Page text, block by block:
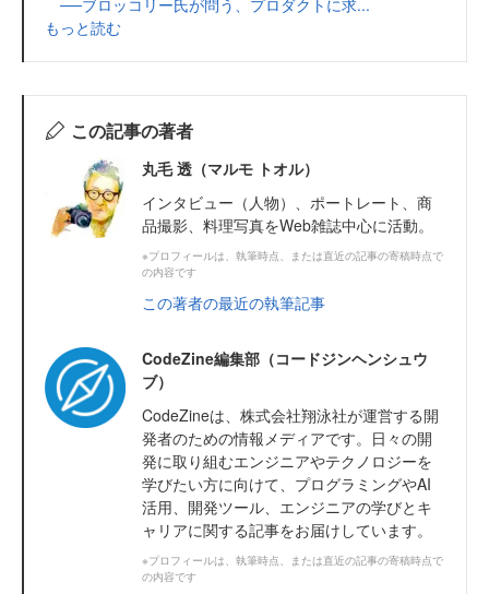
もっと読む
この記事の著者
丸毛 透（マルモ トオル）
インタビュー（人物）、ポートレート、商
品撮影、料理写真をWeb雑誌中心に活動。
※プロフィールは、執筆時点、または直近の記事の寄稿時点で
の内容です
この著者の最近の執筆記事
CodeZine編集部（コードジンヘンシュウ
ブ）
CodeZineは、株式会社翔泳社が運営する開
発者のための情報メディアです。日々の開
発に取り組むエンジニアやテクノロジーを
学びたい方に向けて、プログラミングやAI
活用、開発ツール、エンジニアの学びとキ
ャリアに関する記事をお届けしています。
※プロフィールは、執筆時点、または直近の記事の寄稿時点で
の内容です